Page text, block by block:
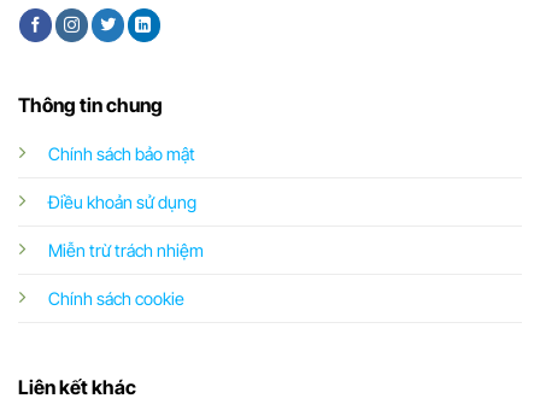
Thông tin chung
Chính sách bảo mật
Điều khoản sử dụng
Miễn trừ trách nhiệm
Chính sách cookie
Liên kết khác